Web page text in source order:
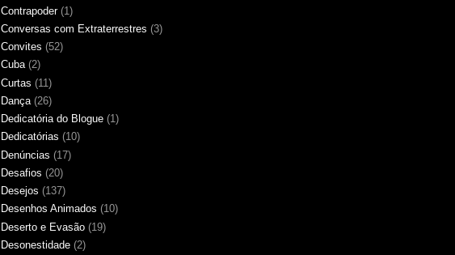
Contrapoder (1)
Conversas com Extraterrestres (3)
Convites (52)
Cuba (2)
Curtas (11)
Dança (26)
Dedicatória do Blogue (1)
Dedicatórias (10)
Denúncias (17)
Desafios (20)
Desejos (137)
Desenhos Animados (10)
Deserto e Evasão (19)
Desonestidade (2)